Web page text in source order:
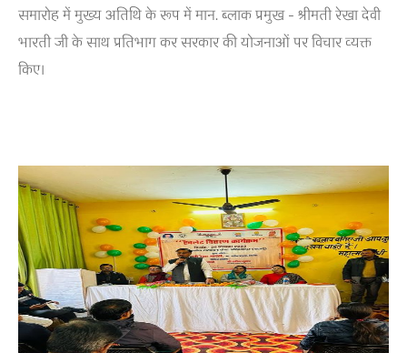
समारोह में मुख्य अतिथि के रूप में मान. ब्लाक प्रमुख - श्रीमती रेखा देवी
भारती जी के साथ प्रतिभाग कर सरकार की योजनाओं पर विचार व्यक्त
किए।